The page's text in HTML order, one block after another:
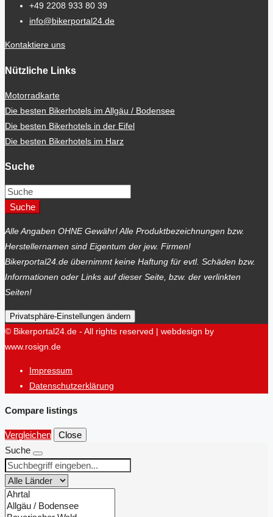
+49 2208 933 80 39
info@bikerportal24.de
Kontaktiere uns
Nützliche Links
Motorradkarte
Die besten Bikerhotels im Allgäu / Bodensee
Die besten Bikerhotels in der Eifel
Die besten Bikerhotels im Harz
Suche
Suche
Alle Angaben OHNE Gewähr! Alle Produktbezeichnungen bzw.
Herstellernamen sind Eigentum der jew. Firmen!
Bikerportal24.de übernimmt keine Haftung für evtl. Schäden bzw.
Informationen oder Links auf dieser Seite, bzw. der verlinkten
Seiten!
Privatsphäre-Einstellungen ändern
© Bikerportal24.de - All rights reserved | webdesign by
www.rosign.de
Impressum
Datenschutzerklärung
Compare listings
Vergleichen
Close
Suche